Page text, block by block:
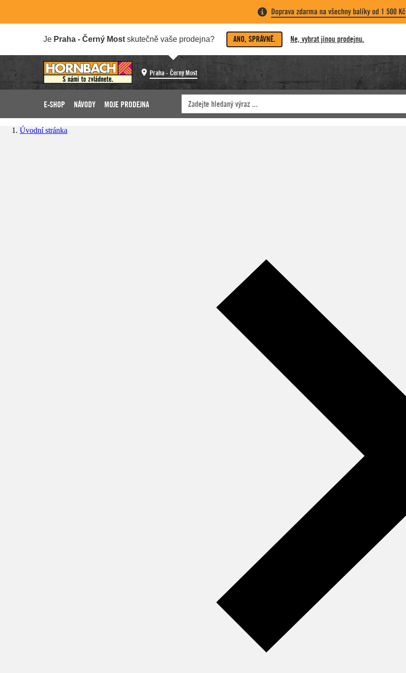
Doprava zdarma na všechny balíky od 1 500 Kč
Je Praha - Černý Most skutečně vaše prodejna? ANO, SPRÁVNĚ. Ne, vybrat jinou prodejnu.
Praha - Černý Most
E-SHOP NÁVODY MOJE PRODEJNA
Úvodní stránka